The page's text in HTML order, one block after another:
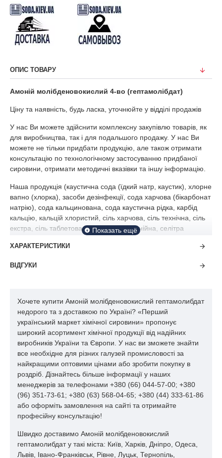
ОПИС ТОВАРУ
Амоній молібденовокислий 4-во (гептамолібдат)
Ціну та наявність, будь ласка, уточнюйте у відділі продажів
У нас Ви можете здійснити комплексну закупівлю товарів, як
для виробництва, так і для подальшого продажу. У нас Ви
можете не тільки придбати продукцію, але також отримати
консультацію по технологічному застосуванню придбаної
сировини, отримати методичні вказівки та іншу інформацію.
Наша продукція (каустична сода (їдкий натр, каустик), хлорне
вапно (хлорка), засоби дезінфекції, сода харчова (бікарбонат
натрію), сода кальцинована, сода каустична рідка, карбід
кальцію, кальцій хлористий, сіль харчова, сіль технічна, сіль
екстра, сіль таблетована, сіль вуглеамонійна, селітра
сорбат калію, катіоніти, сульфат алюмінію, і т. д.)
регіональних представництв, і якщо навіть поблизу Вашого
які знаходяться поблизу від Вас.
Наша мета не тільки забезпечити низький рівень ціни, а й
надати найбільш комфортні умови отримання товару. Ваше
замовлення буде оброблено і виконано в найкоротші
терміни, звертайтеся:
сорбат калію, катіоніти, сульфат алюмінію, і т. д.)
реалізується не тільки з центрального складу, але і з
регіональних представництв, і якщо навіть поблизу Вашого
регіону немає представництва нашої компанії, наші
консультанти обов'язково порекомендують наших партнерів,
які знаходяться поблизу від вас.
Наша мета не тільки забезпечити низький рівень ціни, а й
надати найбільш комфортні умови отримання товару. Ваше
ХАРАКТЕРИСТИКИ
ВІДГУКИ
Хочете купити Амоній молібденовокислий гептамолибдат
недорого та з доставкою по Україні? «Перший
український маркет хімічної сировини» пропонує
широкий асортимент хімічної продукції від надійних
виробників України та Європи. У нас ви зможете знайти
все необхідне для різних галузей промисловості за
найкращими оптовими цінами або зробити покупку в
роздріб. Дізнайтесь більше інформації у наших
менеджерів за телефонами +380 (66) 044-57-00; +380
(96) 351-73-61; +380 (63) 568-04-65; +380 (44) 333-61-86
або оформіть замовлення на сайті та отримайте
професійну консультацію!
Швидко доставимо Амоній молібденовокислий
гептамолибдат у такі міста: Київ, Харків, Дніпро, Одеса,
Львів, Івано-Франківськ, Рівне, Луцьк, Тернопіль,